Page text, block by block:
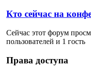
Кто сейчас на
Сейчас этот форум
пользователей и 1 гость
Права доступа